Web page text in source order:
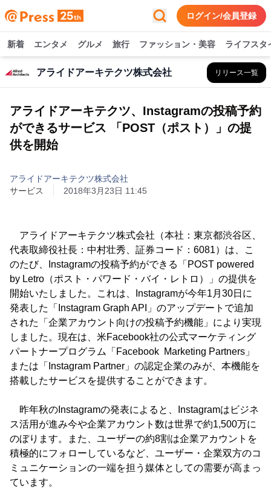
ログイン/会員登録
新着 エンタメ グルメ 旅行 ファッション・美容 ライフスタ
アライドアーキテクツ株式会社 リリース一覧
アライドアーキテクツ、Instagramの投稿予約
ができるサービス 「POST（ポスト）」の提
供を開始
アライドアーキテクツ株式会社
サービス
2018年3月23日 11:45
アライドアーキテクツ株式会社（本社：東京都渋谷区、
代表取締役社長：中村壮秀、証券コード：6081）は、こ
のたび、Instagramの投稿予約ができる「POST powered
by Letro（ポスト・パワード・バイ・レトロ）」の提供を
開始いたしました。これは、Instagramが今年1月30日に
発表した「Instagram Graph API」のアップデートで追加
された「企業アカウント向けの投稿予約機能」により実現
しました。現在は、米Facebook社の公式マーケティング
パートナープログラム「Facebook Marketing Partners」
または「Instagram Partner」の認定企業のみが、本機能を
搭載したサービスを提供することができます。
昨年秋のInstagramの発表によると、Instagramはビジネ
ス活用が進み今や企業アカウント数は世界で約1,500万に
のぼります。また、ユーザーの約8割は企業アカウントを
積極的にフォローしているなど、ユーザー・企業双方のコ
ミュニケーションの一端を担う媒体としての需要が高まっ
ています。